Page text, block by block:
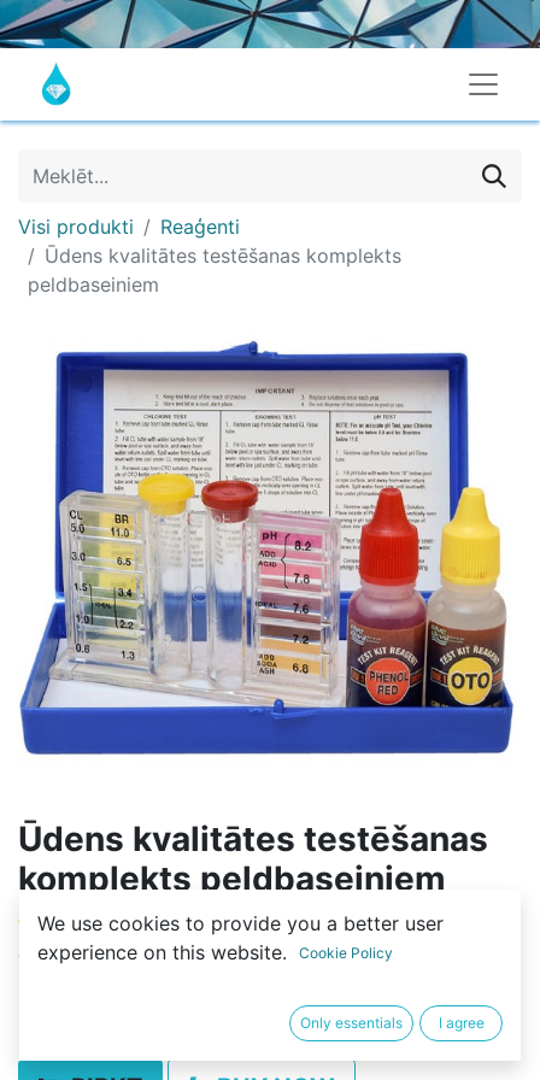
Visi produkti
Reaģenti
Ūdens kvalitātes testēšanas komplekts
peldbaseiniem
Ūdens kvalitātes testēšanas
komplekts peldbaseiniem
(0 review)
Testeris ūdens kvalitātes noteikšanai peldbaseinos
We use cookies to provide you a better user
experience on this website.
Cookie Policy
Only essentials I agree